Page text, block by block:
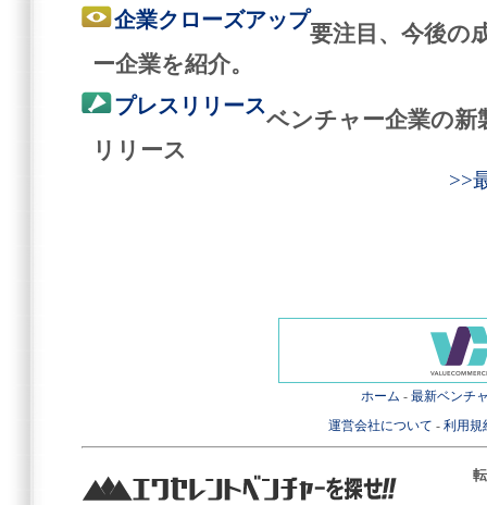
企業クローズアップ
要注目、今後の
ー企業を紹介。
プレスリリース
ベンチャー企業の新
リリース
>>
ホーム - 最新ベンチ
運営会社について - 利用規